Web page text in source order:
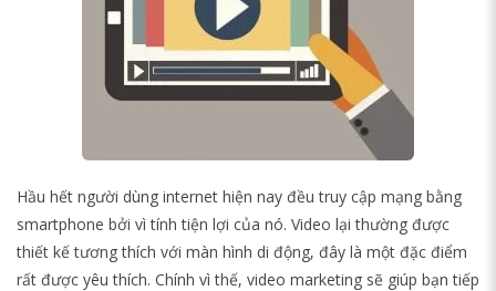
Hầu hết người dùng internet hiện nay đều truy cập mạng bằng
smartphone bởi vì tính tiện lợi của nó. Video lại thường được
thiết kế tương thích với màn hình di động, đây là một đặc điểm
rất được yêu thích. Chính vì thế, video marketing sẽ giúp bạn tiếp